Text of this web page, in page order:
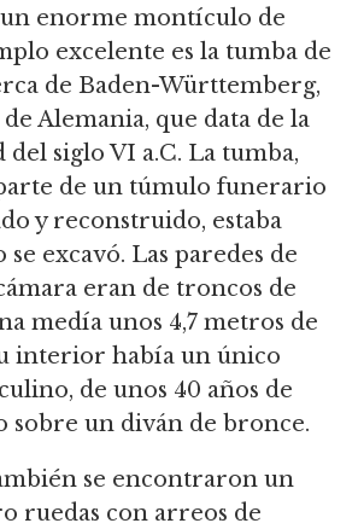
enorme montículo de
excelente es la tumba de
de Baden-Württemberg,
Alemania, que data de la
del siglo VI a.C. La tumba,
de un túmulo funerario
y reconstruido, estaba
excavó. Las paredes de
eran de troncos de
medía unos 4,7 metros de
interior había un único
de unos 40 años de
sobre un diván de bronce.
se encontraron un
ruedas con arreos de